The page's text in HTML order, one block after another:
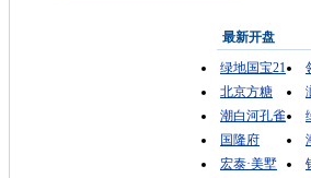
最新开盘
绿地国宝21
北京方糖
潮白河孔雀
国隆府
宏泰·美墅